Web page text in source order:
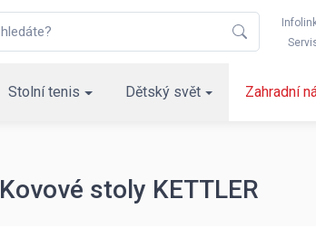
Stolní tenis Dětský svět Zahradní
Kovové stoly KETTLER